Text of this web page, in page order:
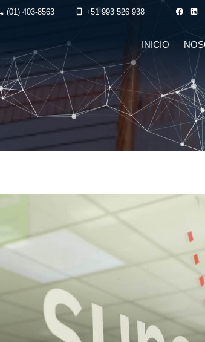
(01) 403-8563 +51 993 526 938
INICIO
DERECHO
DERECHO
DERECHO
ASESORÍA